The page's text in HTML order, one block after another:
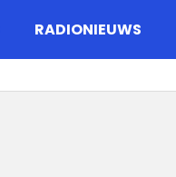
RADIONIEUWS